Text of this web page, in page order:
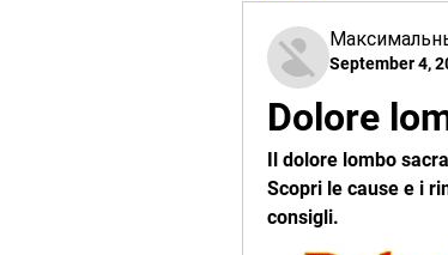
September 4,
Dolore
Il dolore lombo
Scopri le cause e i
consigli.